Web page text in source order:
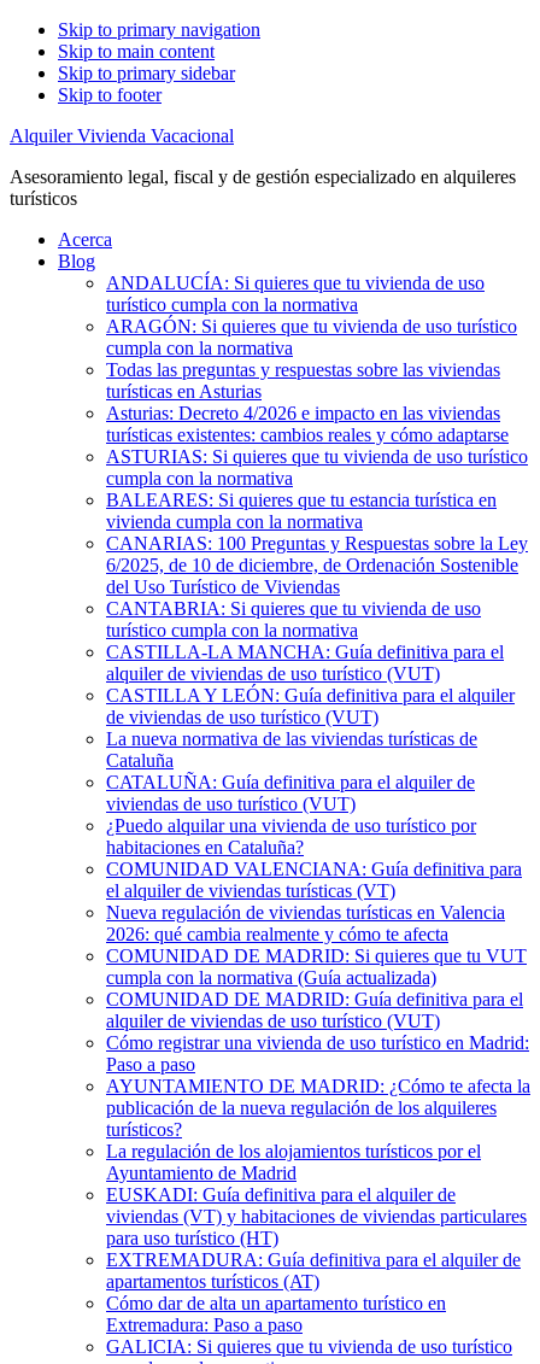
Skip to primary navigation
Skip to main content
Skip to primary sidebar
Skip to footer
Alquiler Vivienda Vacacional
Asesoramiento legal, fiscal y de gestión especializado en alquileres
turísticos
Acerca
Blog
ANDALUCÍA: Si quieres que tu vivienda de uso
turístico cumpla con la normativa
ARAGÓN: Si quieres que tu vivienda de uso turístico
cumpla con la normativa
Todas las preguntas y respuestas sobre las viviendas
turísticas en Asturias
Asturias: Decreto 4/2026 e impacto en las viviendas
turísticas existentes: cambios reales y cómo adaptarse
ASTURIAS: Si quieres que tu vivienda de uso turístico
cumpla con la normativa
BALEARES: Si quieres que tu estancia turística en
vivienda cumpla con la normativa
CANARIAS: 100 Preguntas y Respuestas sobre la Ley
6/2025, de 10 de diciembre, de Ordenación Sostenible
del Uso Turístico de Viviendas
CANTABRIA: Si quieres que tu vivienda de uso
turístico cumpla con la normativa
CASTILLA-LA MANCHA: Guía definitiva para el
alquiler de viviendas de uso turístico (VUT)
CASTILLA Y LEÓN: Guía definitiva para el alquiler
de viviendas de uso turístico (VUT)
La nueva normativa de las viviendas turísticas de
Cataluña
CATALUÑA: Guía definitiva para el alquiler de
viviendas de uso turístico (VUT)
¿Puedo alquilar una vivienda de uso turístico por
habitaciones en Cataluña?
COMUNIDAD VALENCIANA: Guía definitiva para
el alquiler de viviendas turísticas (VT)
Nueva regulación de viviendas turísticas en Valencia
2026: qué cambia realmente y cómo te afecta
COMUNIDAD DE MADRID: Si quieres que tu VUT
cumpla con la normativa (Guía actualizada)
COMUNIDAD DE MADRID: Guía definitiva para el
alquiler de viviendas de uso turístico (VUT)
Cómo registrar una vivienda de uso turístico en Madrid:
Paso a paso
AYUNTAMIENTO DE MADRID: ¿Cómo te afecta la
publicación de la nueva regulación de los alquileres
turísticos?
La regulación de los alojamientos turísticos por el
Ayuntamiento de Madrid
EUSKADI: Guía definitiva para el alquiler de
viviendas (VT) y habitaciones de viviendas particulares
para uso turístico (HT)
EXTREMADURA: Guía definitiva para el alquiler de
apartamentos turísticos (AT)
Cómo dar de alta un apartamento turístico en
Extremadura: Paso a paso
GALICIA: Si quieres que tu vivienda de uso turístico